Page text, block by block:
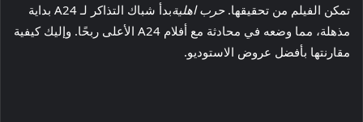
تمكن الفيلم من تحقيقها.حرب اهلية
بدأ شباك التذاكر لـ A24 بداية
مذهلة، مما وضعه في محادثة مع أفلام A24 الأعلى ربحًا. وإليك كيفية
مقارنتها بأفضل عروض الاستوديو.